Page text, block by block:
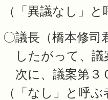
（「異議なし」
〇議長（橋本修
したがって、議
次に、議案第３
（「なし」と呼